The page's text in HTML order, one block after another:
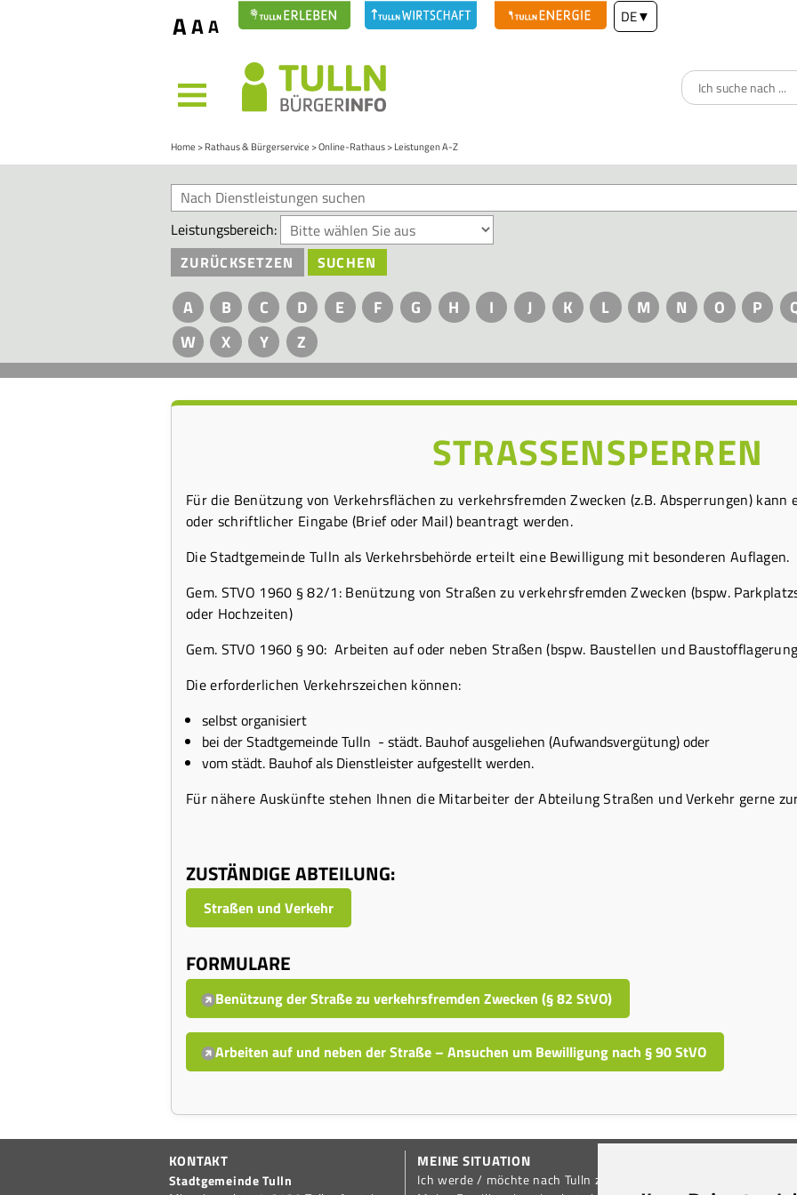
AAA DE▼
MENÜ
Home Rathaus & Bürgerservice Online-Rathaus Leistungen A-Z
Leistungsbereich:
ZURÜCKSETZEN
SUCHEN
A B C D E F G H I J K L M N O P
W
X Y Z
STRASSENSPERREN
Für die Benützung von Verkehrsflächen zu verkehrsfremden Zwecken (z.B. Absperrungen)
oder schriftlicher Eingabe (Brief oder Mail) beantragt werden.
Die Stadtgemeinde Tulln als Verkehrsbehörde erteilt eine Bewilligung mit besonderen Auflagen.
Gem. STVO 1960 § 82/1: Benützung von Straßen zu verkehrsfremden Zwecken (bspw.
oder Hochzeiten)
Gem. STVO 1960 § 90: Arbeiten auf oder neben Straßen (bspw. Baustellen und
Die erforderlichen Verkehrszeichen können:
selbst organisiert
bei der Stadtgemeinde Tulln - städt. Bauhof ausgeliehen (Aufwandsvergütung) oder
vom städt. Bauhof als Dienstleister aufgestellt werden.
Für nähere Auskünfte stehen Ihnen die Mitarbeiter der Abteilung Straßen und Verkehr gerne
ZUSTÄNDIGE ABTEILUNG:
Straßen und Verkehr
FORMULARE
Benützung der Straße zu verkehrsfremden Zwecken (§ 82 StVO)
Arbeiten auf und neben der Straße – Ansuchen um Bewilligung nach § 90 StVO
KONTAKT
Stadtgemeinde Tulln
MEINE SITUATION
Ich werde / möchte nach Tulln ziehen